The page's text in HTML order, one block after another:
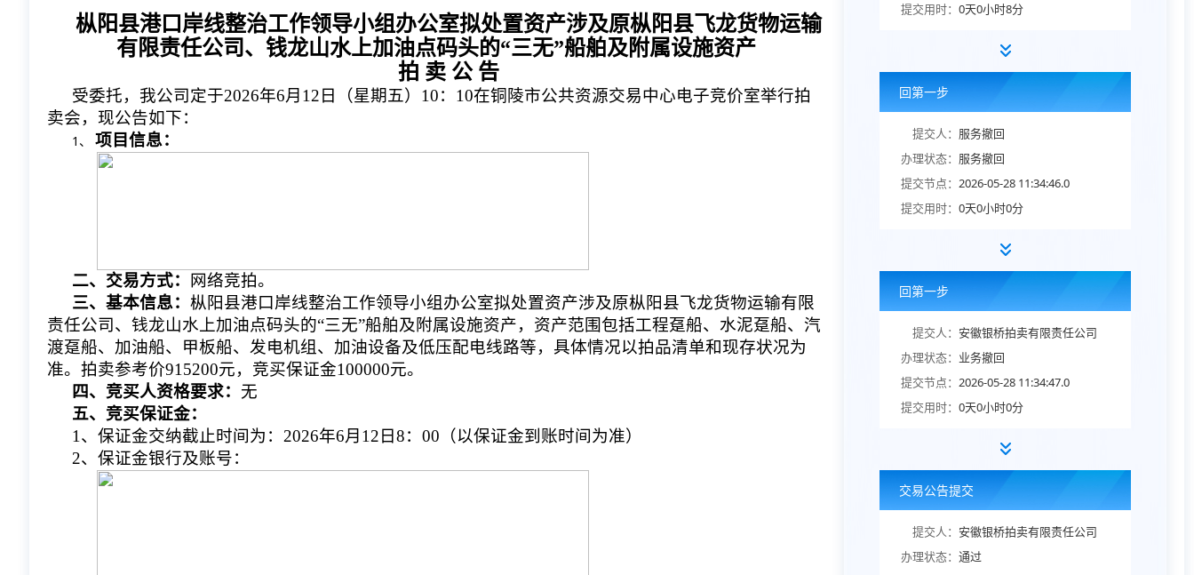
枞阳县港口岸线整治工作领导小组办公室拟处置资产涉及原枞阳县飞龙货物运输
有限责任公司、钱龙山水上加油点码头的“三无”船舶及附属设施资产
拍 卖 公 告
受委托，我公司定于2026年6月12日（星期五）10：10在铜陵市公共资源交易中心电子竞价室举行拍
卖会，现公告如下：
1、 项目信息：
二、交易方式： 网络竞拍。
三、基本信息： 枞阳县港口岸线整治工作领导小组办公室拟处置资产涉及原枞阳县飞龙货物运输有限
责任公司、钱龙山水上加油点码头的“三无”船舶及附属设施资产，资产范围包括工程趸船、水泥趸船、汽
渡趸船、加油船、甲板船、发电机组、加油设备及低压配电线路等，具体情况以拍品清单和现存状况为
准。拍卖参考价915200元，竞买保证金100000元。
四、竞买人资格要求： 无
五、竞买保证金：
1、保证金交纳截止时间为：2026年6月12日8：00（以保证金到账时间为准）
2、保证金银行及账号：
提交用时： 0天0小时8分
回第一步
提交人： 服务撤回
办理状态： 服务撤回
提交节点： 2026-05-28 11:34:46.0
提交用时： 0天0小时0分
回第一步
提交人： 安徽银桥拍卖有限责任公司
办理状态： 业务撤回
提交节点： 2026-05-28 11:34:47.0
提交用时： 0天0小时0分
交易公告提交
提交人： 安徽银桥拍卖有限责任公司
办理状态： 通过